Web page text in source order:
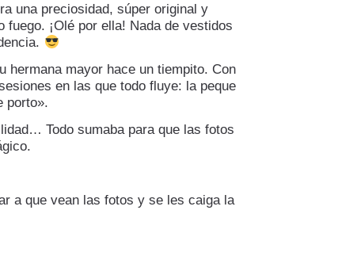
una preciosidad, súper original y
¡Olé por ella! Nada de vestidos
hermana mayor hace un tiempito. Con
en las que todo fluye: la peque
porto».
Todo sumaba para que las fotos
a que vean las fotos y se les caiga la